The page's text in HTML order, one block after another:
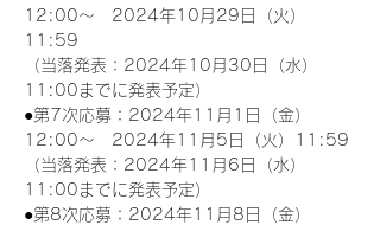
12:00～　2024年10月29日（火）
11:59
（当落発表：2024年10月30日（水）
11:00までに発表予定）
●第7次応募：2024年11月1日（金）
12:00～　2024年11月5日（火）11:59
（当落発表：2024年11月6日（水）
11:00までに発表予定）
●第8次応募：2024年11月8日（金）